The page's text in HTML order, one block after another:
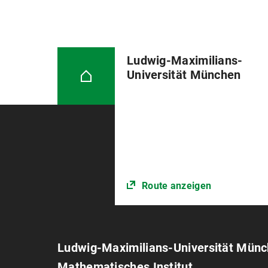
Ludwig-Maximilians-
Universität München
Route anzeigen
Ludwig-Maximilians-Universität